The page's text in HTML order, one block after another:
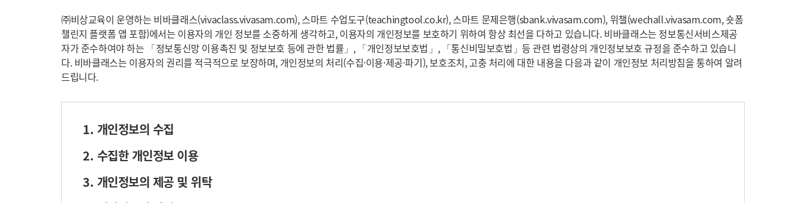
㈜비상교육이 운영하는 비바클래스(vivaclass.vivasam.com), 스마트 수업도구(teachingtool.co.kr), 스마트 문제은행(sbank.vivasam.com), 위챌(wechall.vivasam.com, 숏폼
챌린지 플랫폼 앱 포함)에서는 이용자의 개인 정보를 소중하게 생각하고, 이용자의 개인정보를 보호하기 위하여 항상 최선을 다하고 있습니다. 비바클래스는 정보통신서비스제공
자가 준수하여야 하는 「정보통신망 이용촉진 및 정보보호 등에 관한 법률」, 「개인정보보호법」, 「통신비밀보호법」등 관련 법령상의 개인정보보호 규정을 준수하고 있습니
다. 비바클래스는 이용자의 권리를 적극적으로 보장하며, 개인정보의 처리(수집·이용·제공·파기), 보호조치, 고충 처리에 대한 내용을 다음과 같이 개인정보 처리방침을 통하여 알려
드립니다.
1. 개인정보의 수집
2. 수집한 개인정보 이용
3. 개인정보의 제공 및 위탁